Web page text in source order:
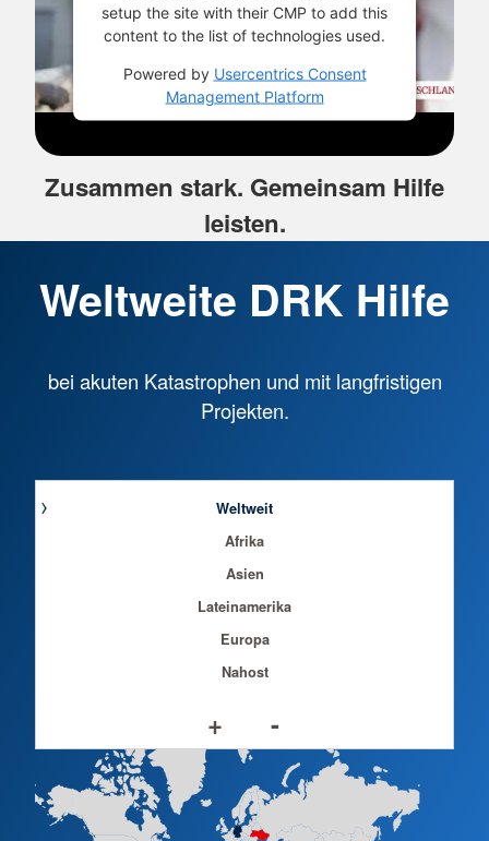
setup the site with their CMP to add this
content to the list of technologies used.
Powered by Usercentrics Consent
Management Platform
Zusammen stark. Gemeinsam Hilfe
leisten.
Weltweite DRK Hilfe
bei akuten Katastrophen und mit langfristigen
Projekten.
+ -
Weltweit
Afrika
Asien
Lateinamerika
Europa
Nahost